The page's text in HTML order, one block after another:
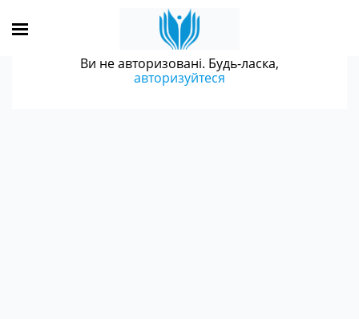
Ви не авторизовані. Будь-ласка,
авторизуйтеся